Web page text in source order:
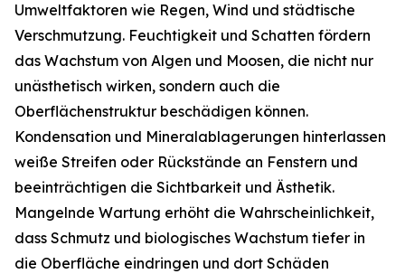
Umweltfaktoren wie Regen, Wind und städtische
Verschmutzung. Feuchtigkeit und Schatten fördern
das Wachstum von Algen und Moosen, die nicht nur
unästhetisch wirken, sondern auch die
Oberflächenstruktur beschädigen können.
Kondensation und Mineralablagerungen hinterlassen
weiße Streifen oder Rückstände an Fenstern und
beeinträchtigen die Sichtbarkeit und Ästhetik.
Mangelnde Wartung erhöht die Wahrscheinlichkeit,
dass Schmutz und biologisches Wachstum tiefer in
die Oberfläche eindringen und dort Schäden